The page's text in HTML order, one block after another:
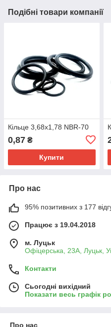
Подібні товари компанії
Кільце 3,68х1,78 NBR-70
0,87 ₴
Купити
Про нас
95% позитивних з 177
Працює з 19.04.2018
м. Луцьк
Офіцерська, 23А, Луцьк,
Контакти
Сьогодні вихідний
Показати весь графік
Про нас